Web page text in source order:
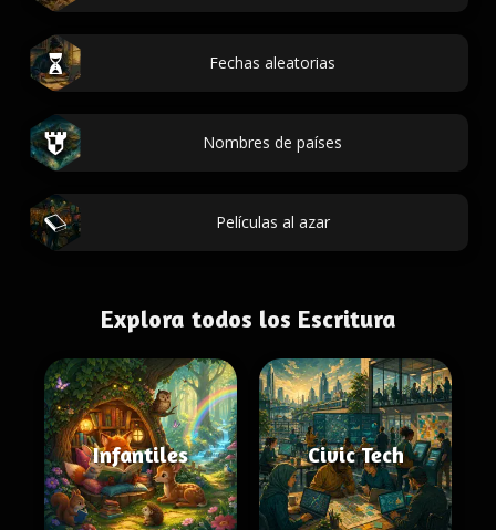
Fechas aleatorias
Nombres de países
Películas al azar
Explora todos los Escritura
Infantiles Civic Tech